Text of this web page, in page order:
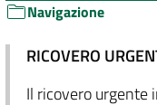
Navigazione
RICOVERO
Il ricovero urgente